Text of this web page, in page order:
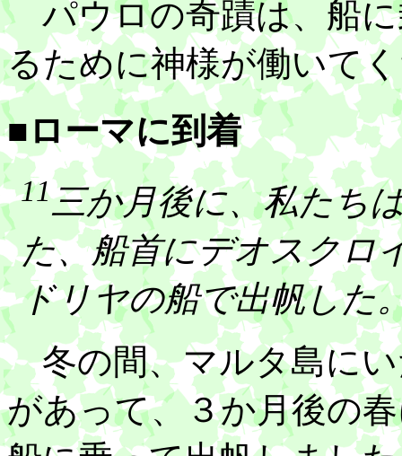
パウロの奇蹟は、船に
るために神様が働いて
■ローマに到着
11三か月後に、私たち
た、船首にデオスクロ
ドリヤの船で出帆した
冬の間、マルタ島にい
があって、３か月後の